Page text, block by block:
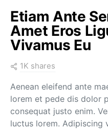
Etiam Ante
Amet Eros
Vivamus Eu
1K shares
Aenean eleifend ante
lorem et pede dis dolor
consequat justo enim.
luctus lorem. Adipiscing